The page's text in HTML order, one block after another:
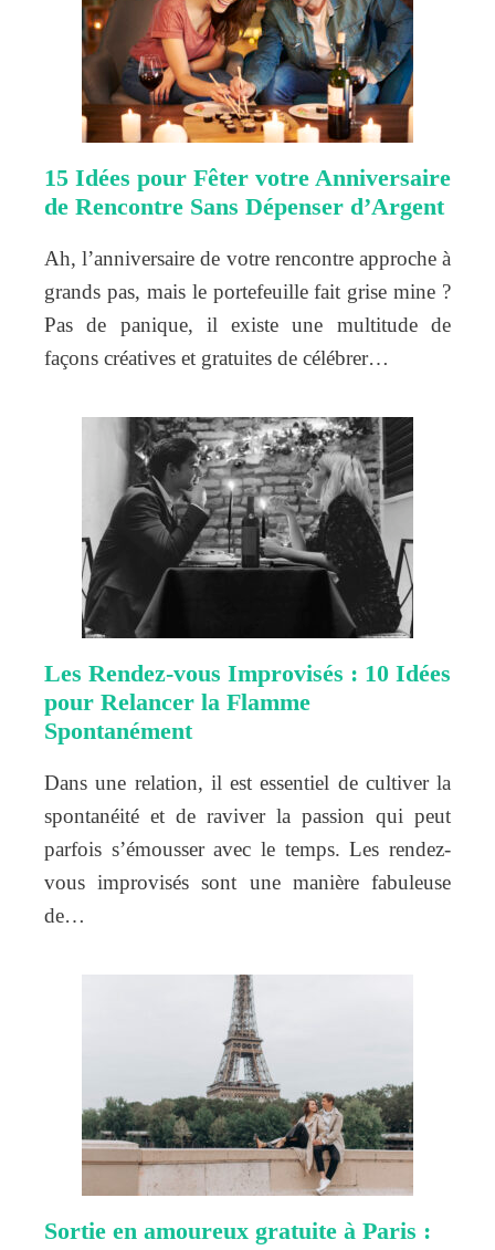
15 Idées pour Fêter votre Anniversaire
de Rencontre Sans Dépenser d’Argent
Ah, l’anniversaire de votre rencontre approche à
grands pas, mais le portefeuille fait grise mine ?
Pas de panique, il existe une multitude de
façons créatives et gratuites de célébrer…
Les Rendez-vous Improvisés : 10 Idées
pour Relancer la Flamme
Spontanément
Dans une relation, il est essentiel de cultiver la
spontanéité et de raviver la passion qui peut
parfois s’émousser avec le temps. Les rendez-
vous improvisés sont une manière fabuleuse
de…
Sortie en amoureux gratuite à Paris :